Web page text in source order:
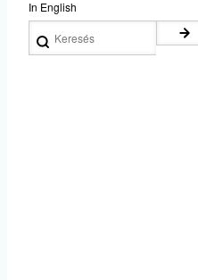
In English